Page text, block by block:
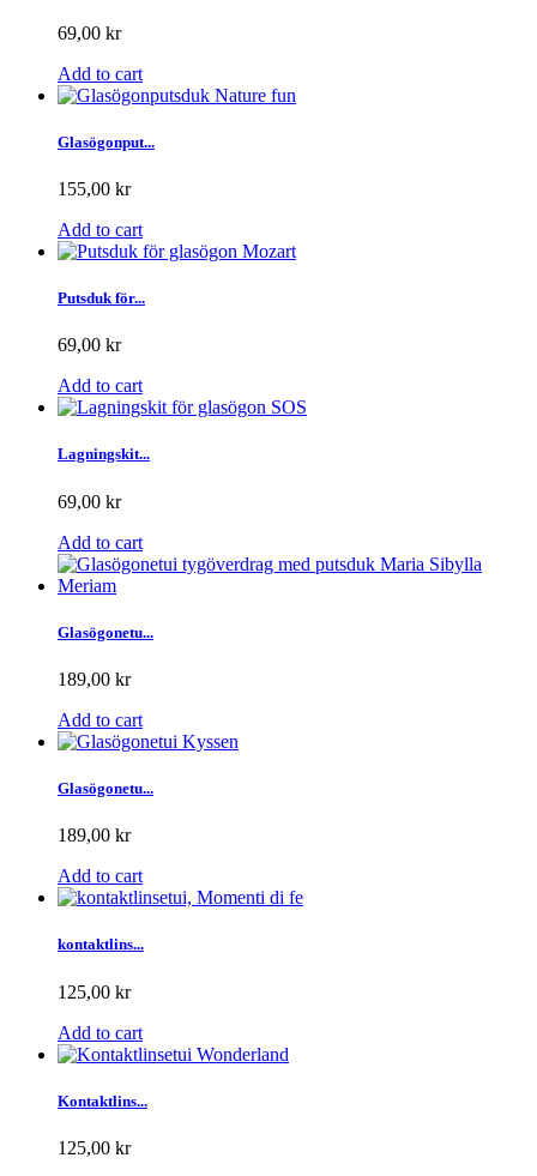
69,00 kr
Add to cart
Glasögonput...
155,00 kr
Add to cart
Putsduk för...
69,00 kr
Add to cart
Lagningskit...
69,00 kr
Add to cart
Glasögonetu...
189,00 kr
Add to cart
Glasögonetu...
189,00 kr
Add to cart
kontaktlins...
125,00 kr
Add to cart
Kontaktlins...
125,00 kr